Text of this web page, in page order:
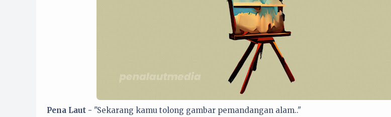
Pena Laut - "Sekarang kamu tolong gambar pemandangan alam.."